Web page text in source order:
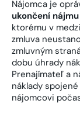
Nájomca je
ukončení nájmu
ktorému v
zmluva
zmluvným
dobu úhrady
Prenajímateľ a
náklady
nájomcovi